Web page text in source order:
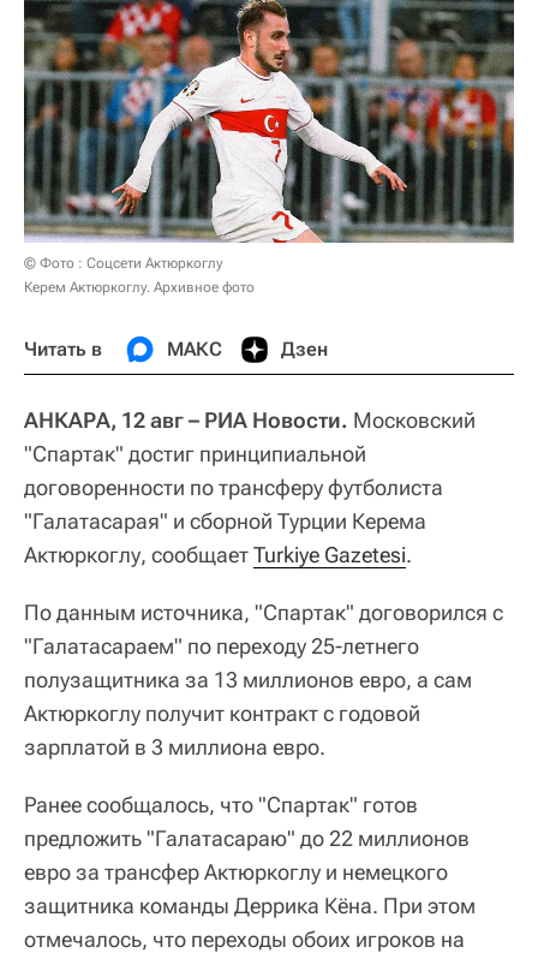
© Фото : Соцсети Актюркоглу
Керем Актюркоглу. Архивное фото
Читать в МАКС Дзен
АНКАРА, 12 авг – РИА Новости. Московский
"Спартак" достиг принципиальной
договоренности по трансферу футболиста
"Галатасарая" и сборной Турции Керема
Актюркоглу, сообщаетTurkiye Gazetesi.
По данным источника, "Спартак" договорился с
"Галатасараем" по переходу 25-летнего
полузащитника за 13 миллионов евро, а сам
Актюркоглу получит контракт с годовой
зарплатой в 3 миллиона евро.
Ранее сообщалось, что "Спартак" готов
предложить "Галатасараю" до 22 миллионов
евро за трансфер Актюркоглу и немецкого
защитника команды Деррика Кёна. При этом
отмечалось, что переходы обоих игроков на